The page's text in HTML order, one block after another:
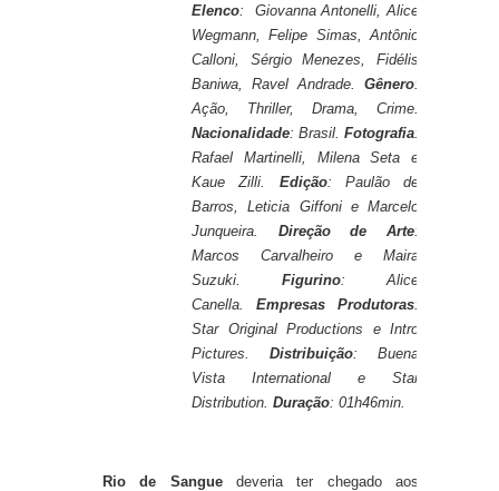
Elenco:
Giovanna Antonelli, Alice
Wegmann,Felipe Simas, Antônio
Calloni, Sérgio Menezes, Fidélis
Baniwa, Ravel Andrade. Gênero:
Ação, Thriller, Drama, Crime.
Nacionalidade: Brasil. Fotografia:
Rafael Martinelli, Milena Seta e
Kaue Zilli. Edição: Paulão de
Barros, Leticia Giffoni e Marcelo
Junqueira. Direção de Arte:
Marcos Carvalheiro e Maira
Suzuki. Figurino: Alice
Canella. Empresas Produtoras:
Star Original Productions e Intro
Pictures. Distribuição: Buena
Vista International e Star
Distribution. Duração: 01h46min.
Rio de Sanguedeveria ter chegado aos